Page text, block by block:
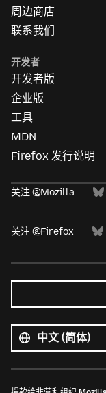
周边商店
联系我们
开发者
开发者版
企业版
工具
MDN
Firefox 发行说明
关注 @Mozilla
关注 @Firefox
有
语
言
语
言